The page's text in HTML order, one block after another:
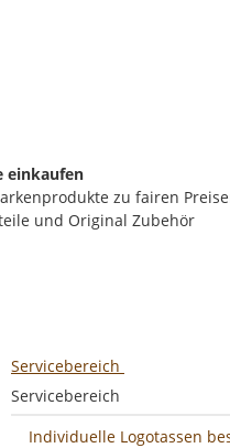
einkaufen
zu fairen
und Original Zubehör
Servicebereich
Servicebereich
Individuelle Logotassen